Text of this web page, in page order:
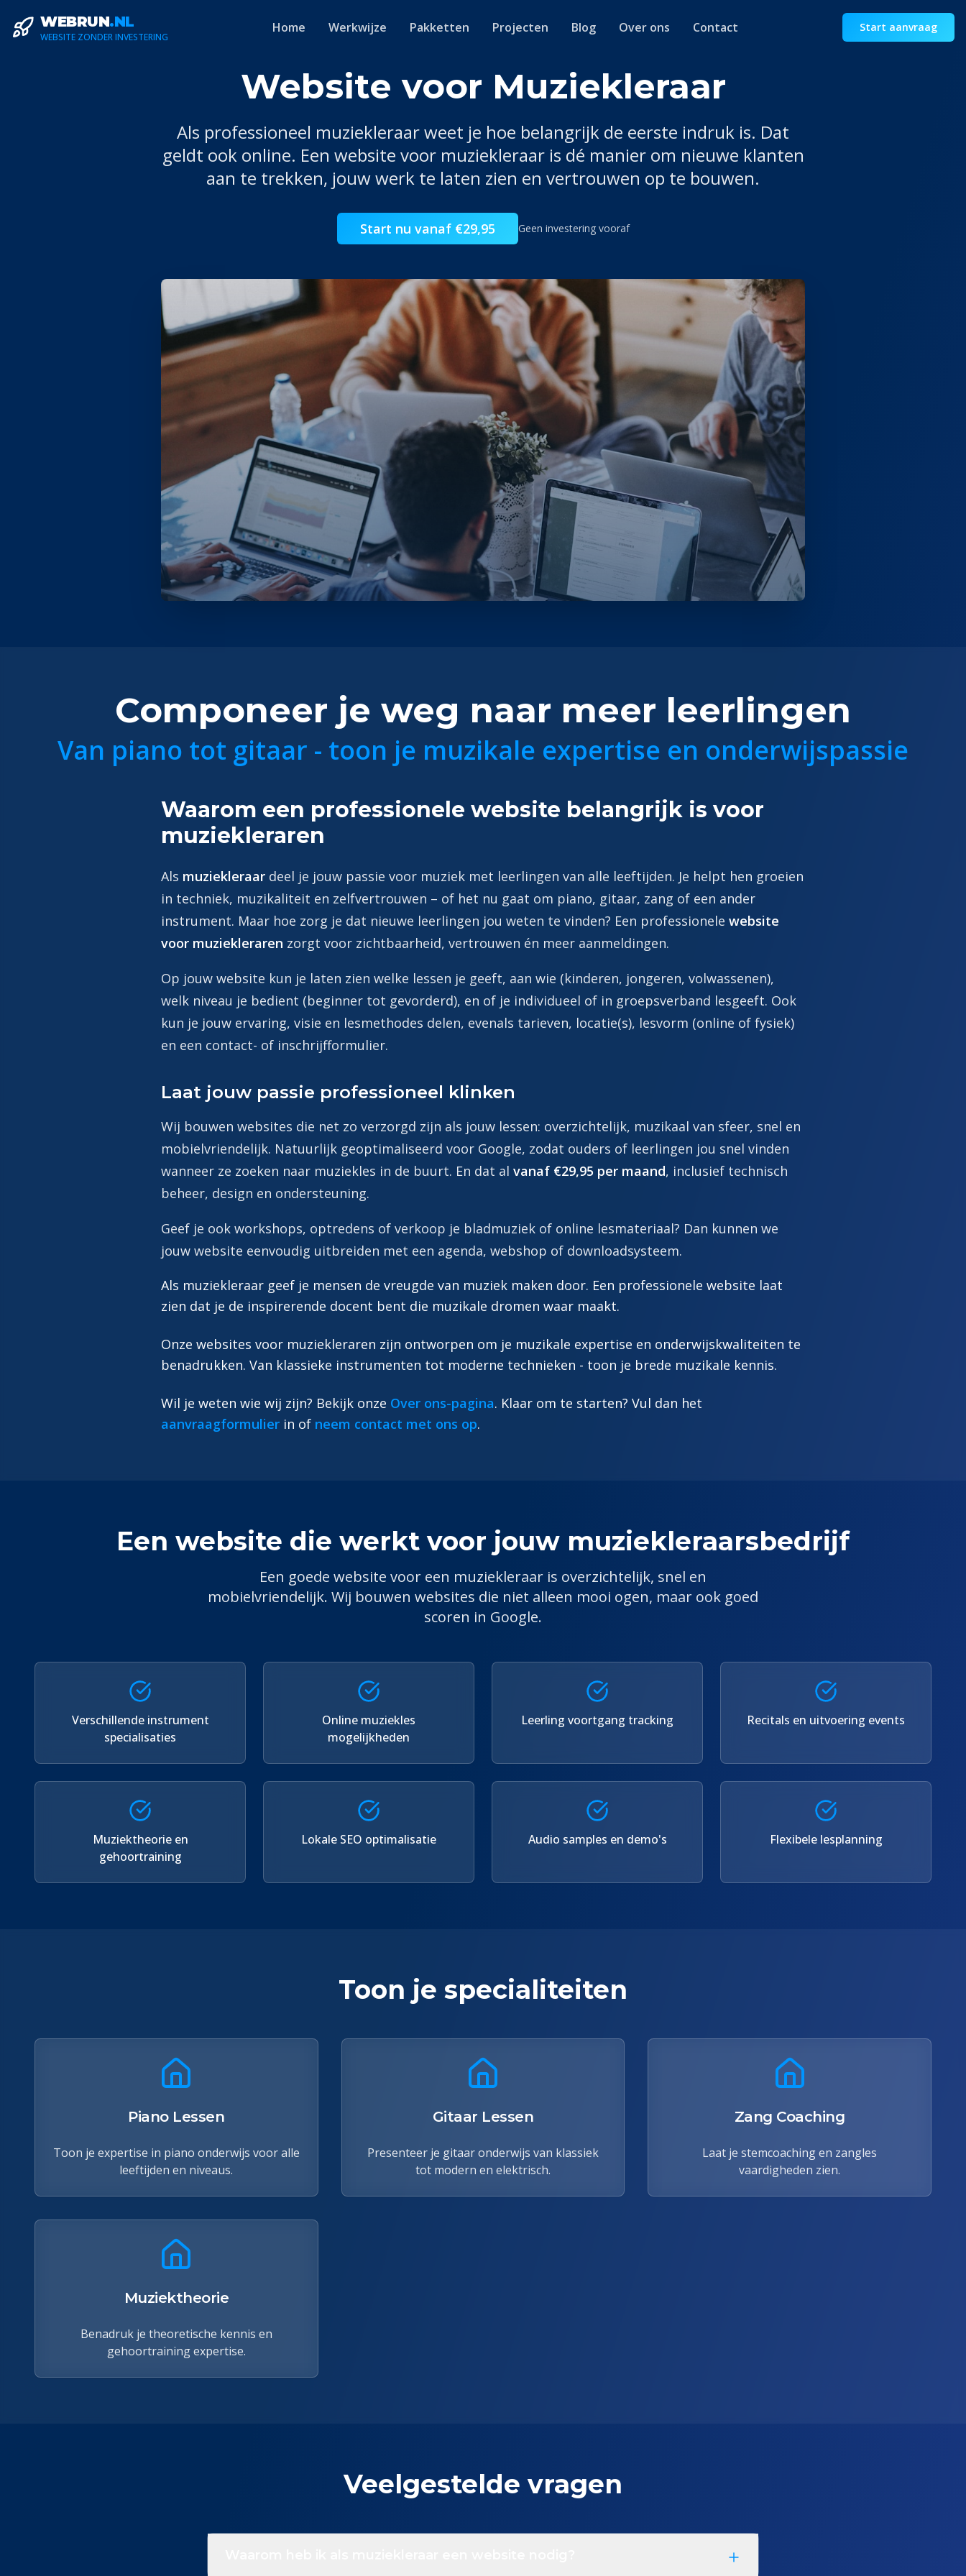
WEBRUN.NL
WEBSITE ZONDER INVESTERING
Home Werkwijze Pakketten Projecten Blog Over ons Contact Start aanvraag
Website voor Muziekleraar
Als professioneel muziekleraarweet je hoe belangrijk de eerste indruk is. Dat
geldt ook online. Een website voor muziekleraaris dé manier om nieuwe klanten
aan te trekken, jouw werk te laten zien en vertrouwen op te bouwen.
Start nu vanaf €29,95 Geen investering vooraf
Componeer je weg naar meer leerlingen
Van piano tot gitaar - toon je muzikale expertise en onderwijspassie
Waarom een professionele website belangrijk is voor
muziekleraren
Als muziekleraar deel je jouw passie voor muziek met leerlingen van alle leeftijden. Je helpt hen groeien
in techniek, muzikaliteit en zelfvertrouwen – of het nu gaat om piano, gitaar, zang of een ander
instrument. Maar hoe zorg je dat nieuwe leerlingen jou weten te vinden? Een professionele website
voor muziekleraren zorgt voor zichtbaarheid, vertrouwen én meer aanmeldingen.
Op jouw website kun je laten zien welke lessen je geeft, aan wie (kinderen, jongeren, volwassenen),
welk niveau je bedient (beginner tot gevorderd), en of je individueel of in groepsverband lesgeeft. Ook
kun je jouw ervaring, visie en lesmethodes delen, evenals tarieven, locatie(s), lesvorm (online of fysiek)
en een contact- of inschrijfformulier.
Laat jouw passie professioneel klinken
Wij bouwen websites die net zo verzorgd zijn als jouw lessen: overzichtelijk, muzikaal van sfeer, snel en
mobielvriendelijk. Natuurlijk geoptimaliseerd voor Google, zodat ouders of leerlingen jou snel vinden
wanneer ze zoeken naar muziekles in de buurt. En dat al vanaf €29,95 per maand, inclusief technisch
beheer, design en ondersteuning.
Geef je ook workshops, optredens of verkoop je bladmuziek of online lesmateriaal? Dan kunnen we
jouw website eenvoudig uitbreiden met een agenda, webshop of downloadsysteem.
Als muziekleraar geef je mensen de vreugde van muziek maken door. Een professionele website laat
zien dat je de inspirerende docent bent die muzikale dromen waar maakt.
Onze websites voor muziekleraren zijn ontworpen om je muzikale expertise en onderwijskwaliteiten te
benadrukken. Van klassieke instrumenten tot moderne technieken - toon je brede muzikale kennis.
Wil je weten wie wij zijn? Bekijk onze Over ons-pagina. Klaar om te starten? Vul dan het
aanvraagformulier in of neem contact met ons op.
Een website die werkt voor jouw muziekleraarsbedrijf
Een goede website voor een muziekleraar is overzichtelijk, snel en
mobielvriendelijk. Wij bouwen websites die niet alleen mooi ogen, maar ook goed
scoren in Google.
Verschillende instrument
specialisaties
Online muziekles
mogelijkheden
Leerling voortgang tracking Recitals en uitvoering events
Muziektheorie en
gehoortraining
Lokale SEO optimalisatie Audio samples en demo's Flexibele lesplanning
Toon je specialiteiten
Piano Lessen
Toon je expertise in piano onderwijs voor alle
leeftijden en niveaus.
Gitaar Lessen
Presenteer je gitaar onderwijs van klassiek
tot modern en elektrisch.
Zang Coaching
Laat je stemcoaching en zangles
vaardigheden zien.
Muziektheorie
Benadruk je theoretische kennis en
gehoortraining expertise.
Veelgestelde vragen